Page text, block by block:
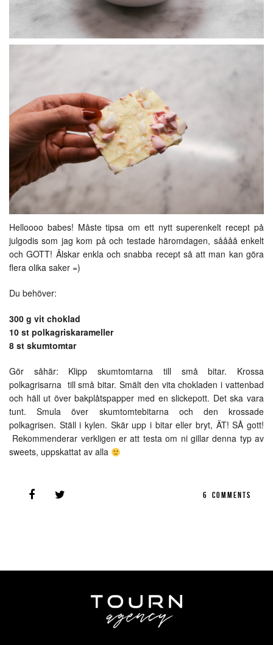
Helloooo babes! Måste tipsa om ett nytt superenkelt recept på
julgodis som jag kom på och testade häromdagen, såååå enkelt
och GOTT! Älskar enkla och snabba recept så att man kan göra
flera olika saker =)
Du behöver:
300 g vit choklad
10 st polkagriskarameller
8 st skumtomtar
Gör såhär: Klipp skumtomtarna till små bitar. Krossa
polkagrisarna till små bitar. Smält den vita chokladen i vattenbad
och häll ut över bakplåtspapper med en slickepott. Det ska vara
tunt. Smula över skumtomtebitarna och den krossade
polkagrisen. Ställ i kylen. Skär upp i bitar eller bryt, ÄT! SÅ gott!
Rekommenderar verkligen er att testa om ni gillar denna typ av
sweets, uppskattat av alla
6 COMMENTS